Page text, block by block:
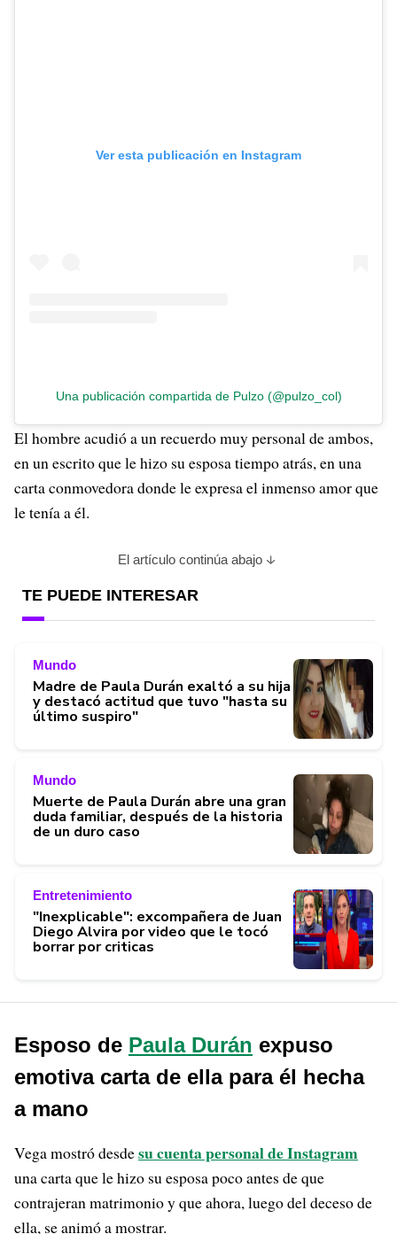
Ver esta publicación en Instagram
Una publicación compartida de Pulzo (@pulzo_col)
El hombre acudió a un recuerdo muy personal de ambos,
en un escrito que le hizo su esposa tiempo atrás, en una
carta conmovedora donde le expresa el inmenso amor que
le tenía a él.
El artículo continúa abajo
TE PUEDE INTERESAR
Mundo
Madre de Paula Durán exaltó a su hija
y destacó actitud que tuvo "hasta su
último suspiro"
Mundo
Muerte de Paula Durán abre una gran
duda familiar, después de la historia
de un duro caso
Entretenimiento
"Inexplicable": excompañera de Juan
Diego Alvira por video que le tocó
borrar por criticas
Esposo de Paula Durán expuso
emotiva carta de ella para él hecha
a mano
Vega mostró desdesu cuenta personal de Instagram
una carta que le hizo su esposa poco antes de que
contrajeran matrimonio y que ahora, luego del deceso de
ella, se animó a mostrar.